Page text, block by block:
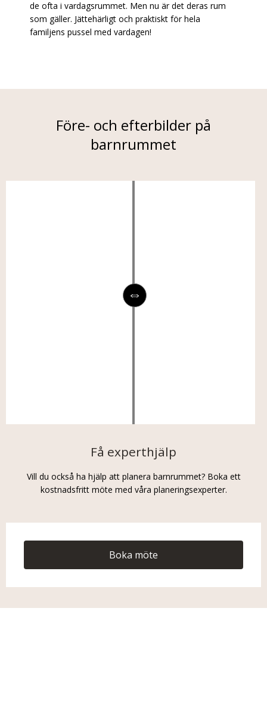
de ofta i vardagsrummet. Men nu är det deras rum
som gäller. Jättehärligt och praktiskt för hela
familjens pussel med vardagen!
Före- och efterbilder på
barnrummet
Få experthjälp
Vill du också ha hjälp att planera barnrummet? Boka ett
kostnadsfritt möte med våra planeringsexperter.
Boka möte